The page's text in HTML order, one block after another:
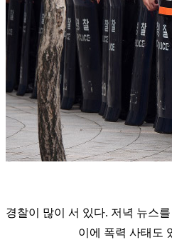
경찰이 많이 서 있다. 저녁 뉴스
이에 폭력 사태도